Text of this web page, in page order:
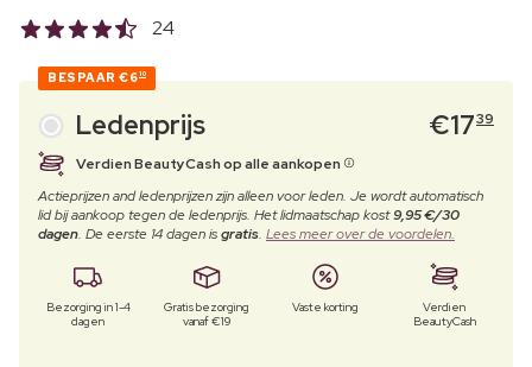
24
BESPAAR €610
Ledenprijs €1739
Verdien BeautyCash op alle aankopen
Actieprijzen and ledenprijzen zijn alleen voor leden. Je wordt automatisch
lid bij aankoop tegen de ledenprijs. Het lidmaatschap kost9,95 €/30
dagen. De eerste 14 dagen isgratis. Lees meer over de voordelen.
Bezorging in 1-4
dagen
Gratis bezorging
vanaf €19
Vaste korting
Verdien
BeautyCash